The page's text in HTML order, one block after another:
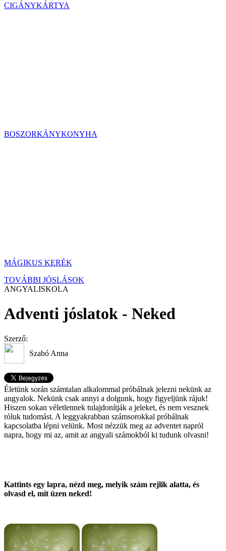
CIGÁNYKÁRTYA
BOSZORKÁNYKONYHA
MÁGIKUS KERÉK
TOVÁBBI JÓSLÁSOK
ANGYALISKOLA
Adventi jóslatok - Neked
Szerző:
Szabó Anna
Életünk során számtalan alkalommal próbálnak jelezni nekünk az
angyalok. Nekünk csak annyi a dolgunk, hogy figyeljünk rájuk!
Hiszen sokan véletlennek tulajdonítják a jeleket, és nem vesznek
róluk tudomást. A leggyakrabban számsorokkal próbálnak
kapcsolatba lépni velünk. Most nézzük meg az adventet napról
napra, hogy mi az, amit az angyali számokból ki tudunk olvasni!
Kattints egy lapra, nézd meg, melyik szám rejlik alatta, és
olvasd el, mit üzen neked!